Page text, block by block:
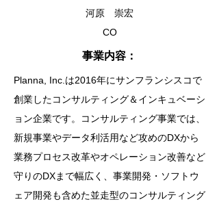
河原 崇宏
CO
​事業内容：
Planna, Inc.は2016年にサンフランシスコで
創業したコンサルティング＆インキュベーシ
ョン企業です。コンサルティング事業では、
新規事業やデータ利活用など攻めのDXから
業務プロセス改革やオペレーション改善など
守りのDXまで幅広く、事業開発・ソフトウ
ェア開発も含めた並走型のコンサルティング